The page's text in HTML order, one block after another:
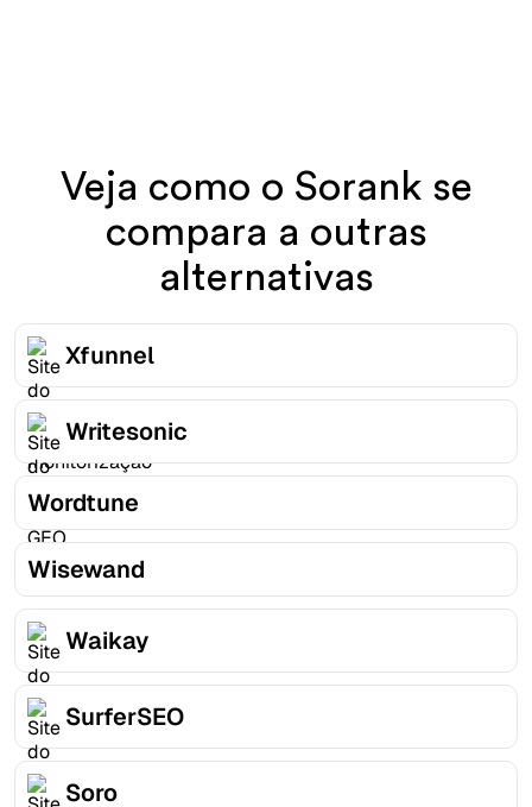
Veja como o Sorank se
compara a outras
alternativas
Xfunnel
Writesonic
Wordtune
Wisewand
Waikay
SurferSEO
Soro